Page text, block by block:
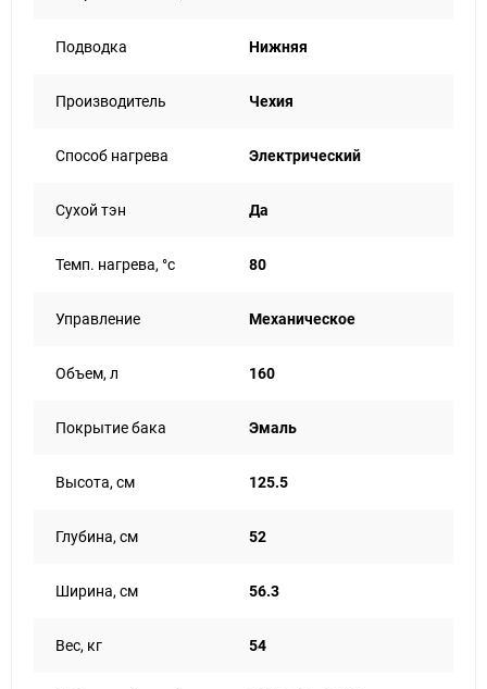
Подводка Нижняя
Производитель Чехия
Способ нагрева Электрический
Сухой тэн Да
Темп. нагрева, °с 80
Управление Механическое
Объем, л 160
Покрытие бака Эмаль
Высота, см 125.5
Глубина, см 52
Ширина, см 56.3
Вес, кг 54